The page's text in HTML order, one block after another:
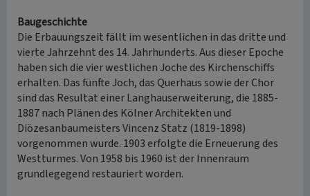
Baugeschichte
Die Erbauungszeit fällt im wesentlichen in das dritte und
vierte Jahrzehnt des 14. Jahrhunderts. Aus dieser Epoche
haben sich die vier westlichen Joche des Kirchenschiffs
erhalten. Das fünfte Joch, das Querhaus sowie der Chor
sind das Resultat einer Langhauserweiterung, die 1885-
1887 nach Plänen des Kölner Architekten und
Diözesanbaumeisters Vincenz Statz (1819-1898)
vorgenommen wurde. 1903 erfolgte die Erneuerung des
Westturmes. Von 1958 bis 1960 ist der Innenraum
grundlegegend restauriert worden.